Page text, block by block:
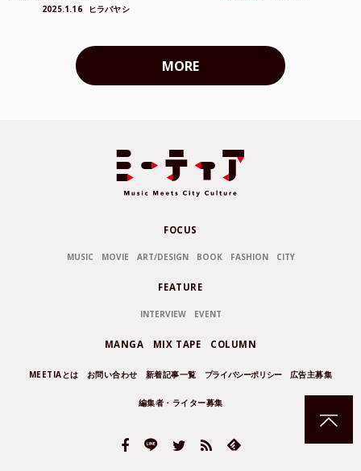
2025.1.16 ヒラバヤシ
MORE
FOCUS
MUSIC MOVIE ART/DESIGN BOOK FASHION CITY
FEATURE
INTERVIEW EVENT
MANGA MIX TAPE COLUMN
MEETIAとは お問い合わせ 新着記事一覧 プライバシーポリシー 広告主募集
編集者・ライター募集